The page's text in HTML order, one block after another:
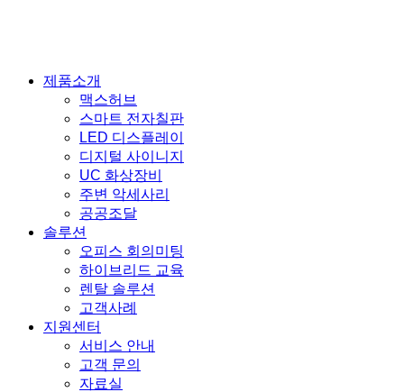
Close 제품소개
맥스허브
스마트 전자칠판
LED 디스플레이
디지털 사이니지
UC 화상장비
주변 악세사리
공공조달
솔루션
오피스 회의미팅
하이브리드 교육
렌탈 솔루션
고객사례
지원센터
서비스 안내
고객 문의
자료실